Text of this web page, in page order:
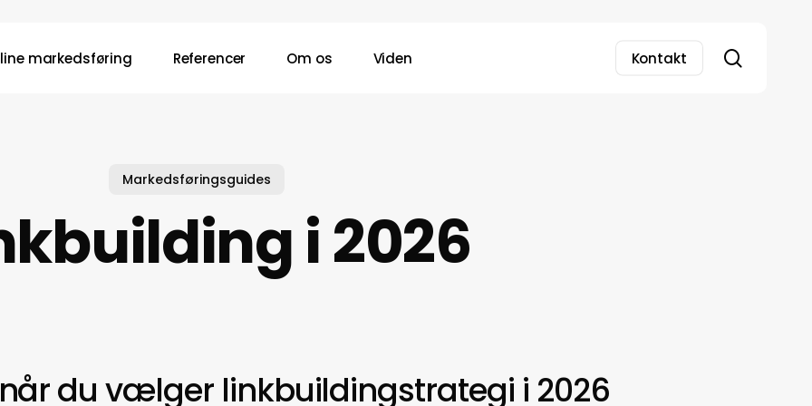
markedsføring Referencer Om os Viden Kontakt
Markedsføringsguides
i 2026
du vælger linkbuildingstrategi i 2026